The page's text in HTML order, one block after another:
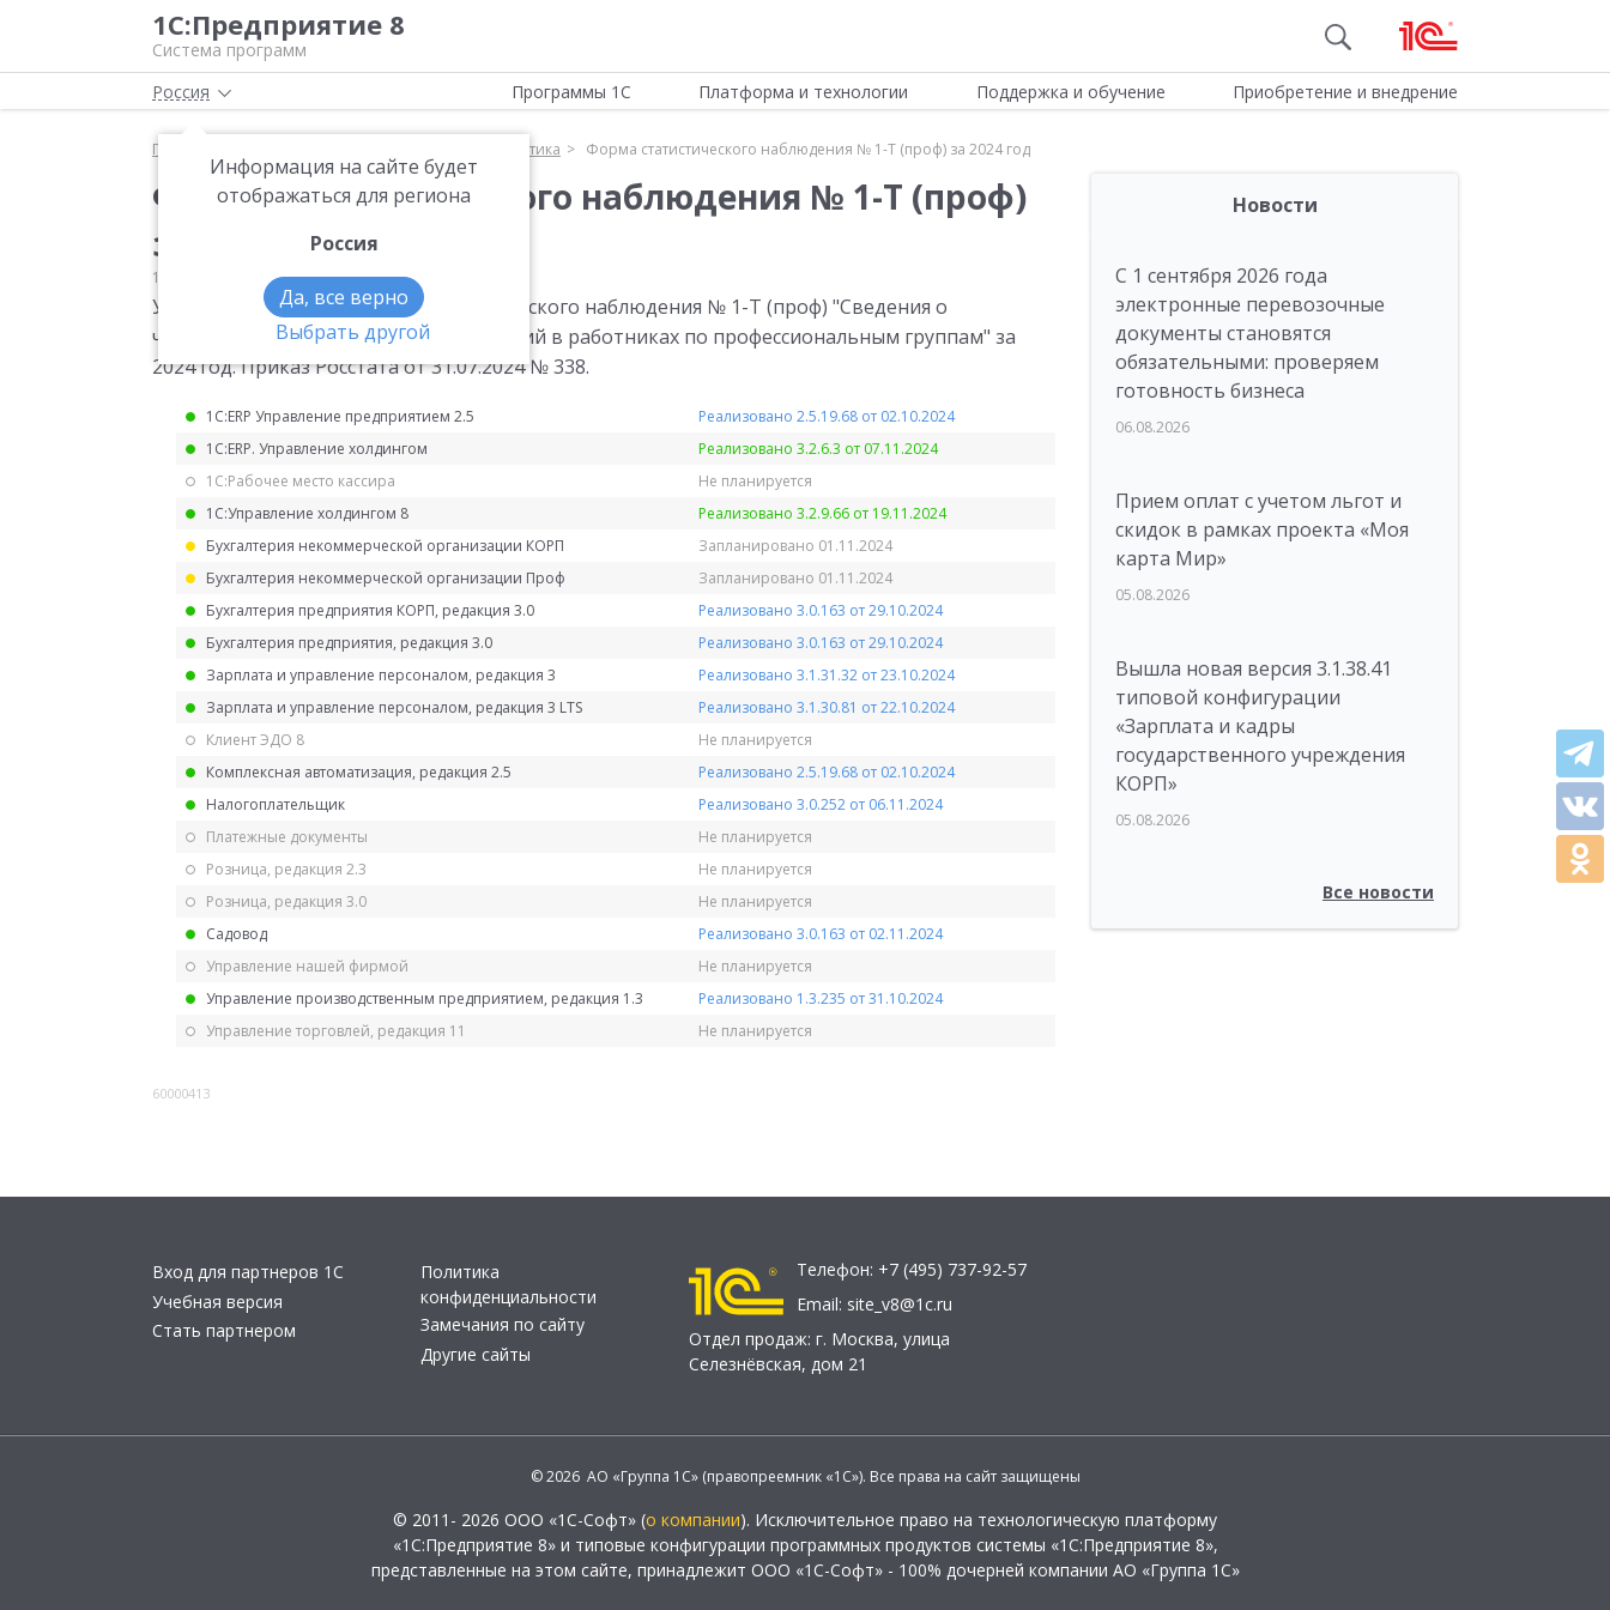
1С:Предприятие 8
Система программ
Россия
Информация на сайте будет
отображаться для региона
Россия
Да, все верно
Выбрать другой
Программы 1С Платформа и технологии Поддержка и обучение Приобретение и внедрение
Главная Статистика Форма статистического наблюдения № 1-Т (проф) за 2024 год
Форма статистического наблюдения № 1-Т (проф)
за 2024 год
12.09.2024 Статистика
Утверждена годовая форма статистического наблюдения № 1-Т (проф) "Сведения о
численности и потребности организаций в работниках по профессиональным группам" за
2024 год. Приказ Росстата от 31.07.2024 № 338.
1С:ERP Управление предприятием 2.5
Реализовано 2.5.19.68 от 02.10.2024
1С:ERP. Управление холдингом
Реализовано 3.2.6.3 от 07.11.2024
1С:Рабочее место кассира
Не планируется
1С:Управление холдингом 8
Реализовано 3.2.9.66 от 19.11.2024
Бухгалтерия некоммерческой организации КОРП
Запланировано 01.11.2024
Бухгалтерия некоммерческой организации Проф
Запланировано 01.11.2024
Бухгалтерия предприятия КОРП, редакция 3.0
Реализовано 3.0.163 от 29.10.2024
Бухгалтерия предприятия, редакция 3.0
Реализовано 3.0.163 от 29.10.2024
Зарплата и управление персоналом, редакция 3
Реализовано 3.1.31.32 от 23.10.2024
Зарплата и управление персоналом, редакция 3 LTS
Реализовано 3.1.30.81 от 22.10.2024
Клиент ЭДО 8
Не планируется
Комплексная автоматизация, редакция 2.5
Реализовано 2.5.19.68 от 02.10.2024
Налогоплательщик
Реализовано 3.0.252 от 06.11.2024
Платежные документы
Не планируется
Розница, редакция 2.3
Не планируется
Розница, редакция 3.0
Не планируется
Садовод
Реализовано 3.0.163 от 02.11.2024
Управление нашей фирмой
Не планируется
Управление производственным предприятием, редакция 1.3
Реализовано 1.3.235 от 31.10.2024
Управление торговлей, редакция 11
Не планируется
60000413
Новости
С 1 сентября 2026 года
электронные перевозочные
документы становятся
обязательными: проверяем
готовность бизнеса
06.08.2026
Прием оплат с учетом льгот и
скидок в рамках проекта «Моя
карта Мир»
05.08.2026
Вышла новая версия 3.1.38.41
типовой конфигурации
«Зарплата и кадры
государственного учреждения
КОРП»
05.08.2026
Все новости
Вход для партнеров 1С
Учебная версия
Стать партнером
Политика
конфиденциальности
Замечания по сайту
Другие сайты
Телефон: +7 (495) 737-92-57
Email: site_v8@1c.ru
Отдел продаж: г. Москва, улица
Селезнёвская, дом 21
© 2026 АО «Группа 1С» (правопреемник «1С»). Все права на сайт защищены
© 2011- 2026 ООО «1С-Софт» (о компании). Исключительное право на технологическую платформу
«1С:Предприятие 8» и типовые конфигурации программных продуктов системы «1С:Предприятие 8»,
представленные на этом сайте, принадлежит ООО «1С-Софт» - 100% дочерней компании АО «Группа 1С»